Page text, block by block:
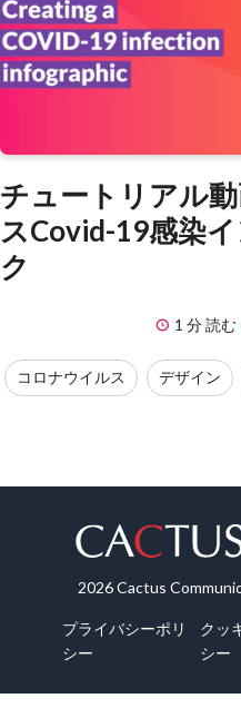
チュートリアル
スCovid-19感染
ク
1 分 読む
コロナウイルス デザイン
2026 Cactus
プライバシーポリ
シー
クッ
シー